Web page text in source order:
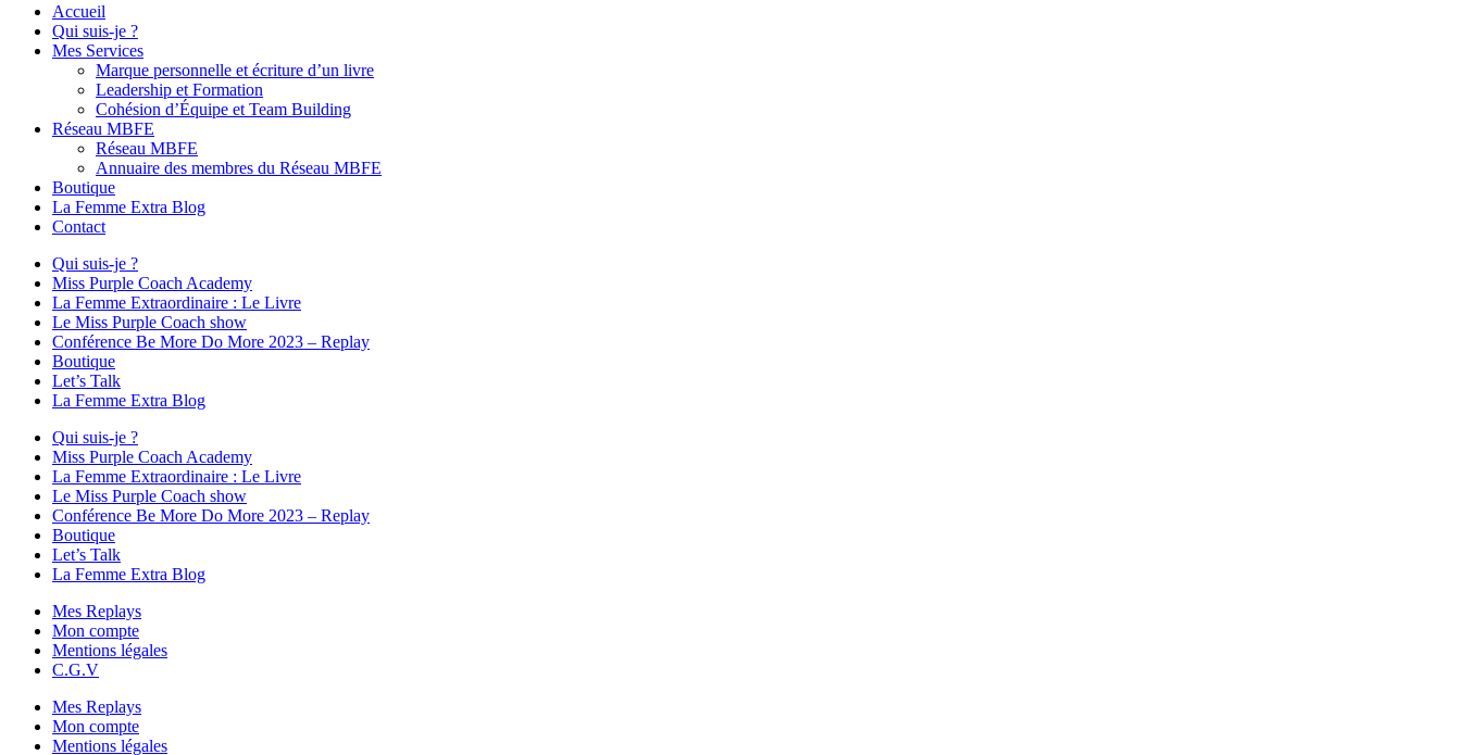
Accueil
Qui suis-je ?
Mes Services
Marque personnelle et écriture d’un livre
Leadership et Formation
Cohésion d’Équipe et Team Building
Réseau MBFE
Réseau MBFE
Annuaire des membres du Réseau MBFE
Boutique
La Femme Extra Blog
Contact
Qui suis-je ?
Miss Purple Coach Academy
La Femme Extraordinaire : Le Livre
Le Miss Purple Coach show
Conférence Be More Do More 2023 – Replay
Boutique
Let’s Talk
La Femme Extra Blog
Qui suis-je ?
Miss Purple Coach Academy
La Femme Extraordinaire : Le Livre
Le Miss Purple Coach show
Conférence Be More Do More 2023 – Replay
Boutique
Let’s Talk
La Femme Extra Blog
Mes Replays
Mon compte
Mentions légales
C.G.V
Mes Replays
Mon compte
Mentions légales